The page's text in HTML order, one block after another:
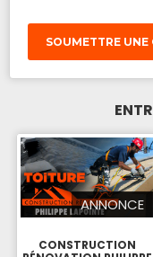
SOUMETTRE UNE
ANNONCE
CONSTRUCTION